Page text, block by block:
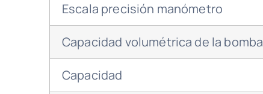
Escala precisión manómetro
Capacidad volumétrica de la bomba
Capacidad